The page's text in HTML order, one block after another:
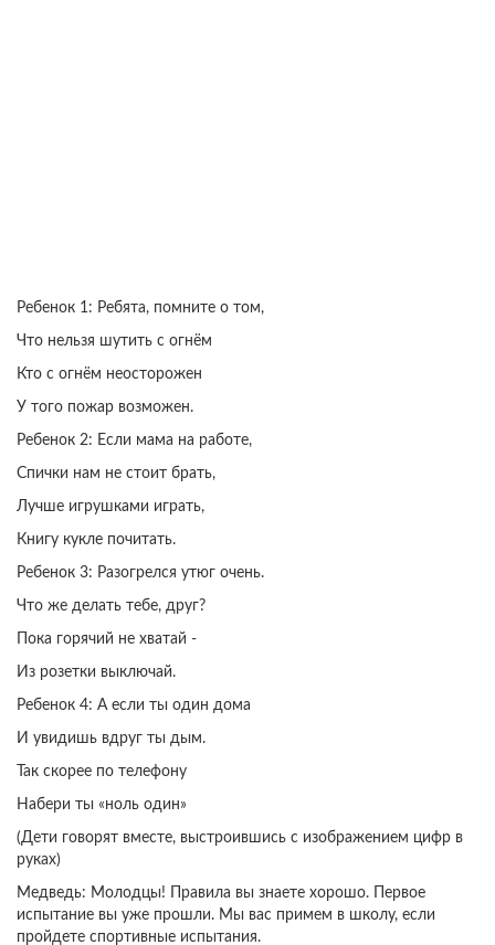
Ребенок 1: Ребята, помните о том,
Что нельзя шутить с огнём
Кто с огнём неосторожен
У того пожар возможен.
Ребенок 2: Если мама на работе,
Спички нам не стоит брать,
Лучше игрушками играть,
Книгу кукле почитать.
Ребенок 3: Разогрелся утюг очень.
Что же делать тебе, друг?
Пока горячий не хватай -
Из розетки выключай.
Ребенок 4: А если ты один дома
И увидишь вдруг ты дым.
Так скорее по телефону
Набери ты «ноль один»
(Дети говорят вместе, выстроившись с изображением цифр в
руках)
Медведь: Молодцы! Правила вы знаете хорошо. Первое
испытание вы уже прошли. Мы вас примем в школу, если
пройдете спортивные испытания.